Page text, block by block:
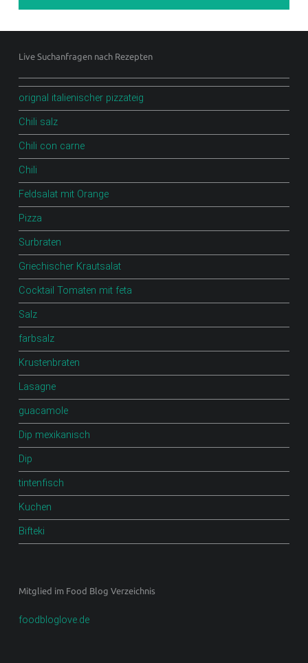
Footer sidebar
Live Suchanfragen nach Rezepten
orignal italienischer pizzateig
Chili salz
Chili con carne
Chili
Feldsalat mit Orange
Pizza
Surbraten
Griechischer Krautsalat
Cocktail Tomaten mit feta
Salz
farbsalz
Krustenbraten
Lasagne
guacamole
Dip mexikanisch
Dip
tintenfisch
Kuchen
Bifteki
Mitglied im Food Blog Verzeichnis
foodbloglove.de